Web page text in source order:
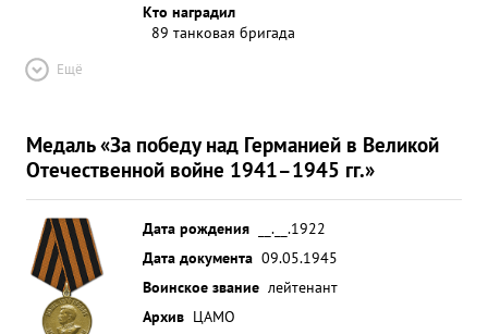
Кто наградил
89 танковая бригада
Ещё
Медаль «За победу над Германией в Великой
Отечественной войне 1941–1945 гг.»
Дата рождения
__.__.1922
Дата документа 09.05.1945
Воинское звание лейтенант
Архив ЦАМО